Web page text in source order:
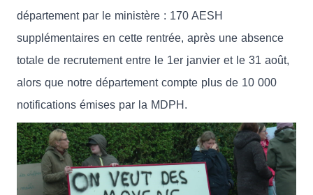
département par le ministère : 170 AESH
supplémentaires en cette rentrée, après une absence
totale de recrutement entre le 1er janvier et le 31 août,
alors que notre département compte plus de 10 000
notifications émises par la MDPH.